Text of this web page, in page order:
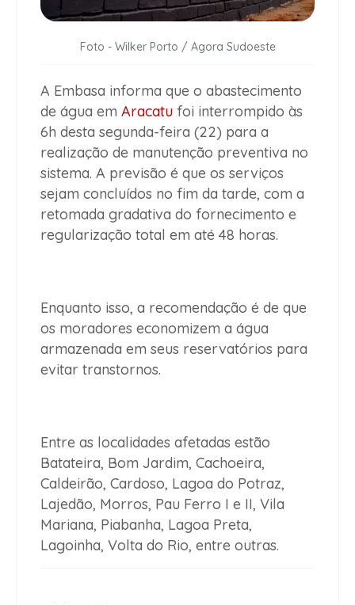
Foto - Wilker Porto / Agora Sudoeste
A Embasa informa que o abastecimento
de água em Aracatu foi interrompido às
6h desta segunda-feira (22) para a
realização de manutenção preventiva no
sistema. A previsão é que os serviços
sejam concluídos no fim da tarde, com a
retomada gradativa do fornecimento e
regularização total em até 48 horas.
Enquanto isso, a recomendação é de que
os moradores economizem a água
armazenada em seus reservatórios para
evitar transtornos.
Entre as localidades afetadas estão
Batateira, Bom Jardim, Cachoeira,
Caldeirão, Cardoso, Lagoa do Potraz,
Lajedão, Morros, Pau Ferro I e II, Vila
Mariana, Piabanha, Lagoa Preta,
Lagoinha, Volta do Rio, entre outras.